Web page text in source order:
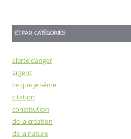
ET PAR CATÉGORIES
alerte danger
argent
ce que je séme
citation
constitution
de la création
de la nature